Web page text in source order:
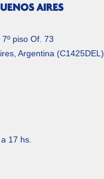
AIRES
piso Of. 73
Argentina (C1425DEL)
17 hs.